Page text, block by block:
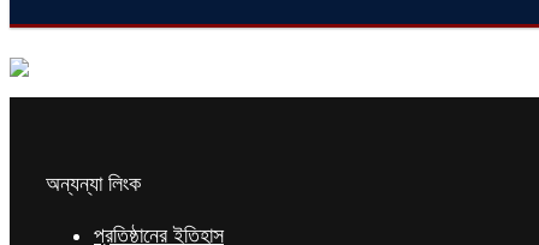
অন্যন্যা লিংক
প্রতিষ্ঠানের ইতিহাস